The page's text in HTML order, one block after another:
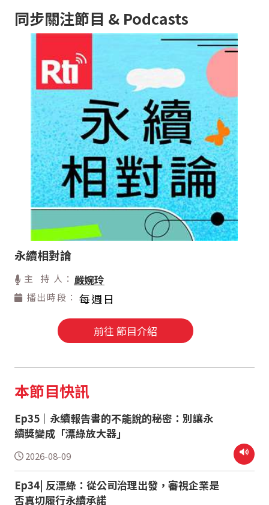
同步關注節目 & Podcasts
永續相對論
主 持 人： 嚴婉玲
播出時段： 每週日
前往 節目介紹
本節目快訊
Ep35｜永續報告書的不能說的秘密：別讓永
續獎變成「漂綠放大器」
2026-08-09
Ep34| 反漂綠：從公司治理出發，審視企業是
否真切履行永續承諾